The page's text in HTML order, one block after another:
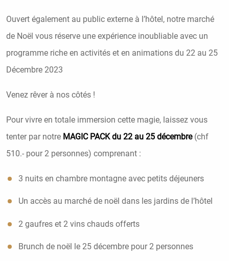
Ouvert également au public externe à l’hôtel, notre marché
de Noël vous réserve une expérience inoubliable avec un
programme riche en activités et en animations du 22 au 25
Décembre 2023
Venez rêver à nos côtés !
Pour vivre en totale immersion cette magie, laissez vous
tenter par notre MAGIC PACK du 22 au 25 décembre(chf
510.- pour 2 personnes) comprenant :
3 nuits en chambre montagne avec petits déjeuners
Un accès au marché de noël dans les jardins de l’hôtel
2 gaufres et 2 vins chauds offerts
Brunch de noël le 25 décembre pour 2 personnes